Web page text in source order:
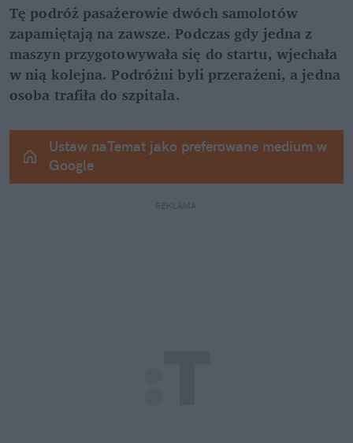
Tę podróż pasażerowie dwóch samolotów
zapamiętają na zawsze. Podczas gdy jedna z
maszyn przygotowywała się do startu, wjechała
w nią kolejna. Podróżni byli przerażeni, a jedna
osoba trafiła do szpitala.
Ustaw naTemat jako preferowane medium w
Google
REKLAMA